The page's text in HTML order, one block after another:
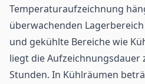
Temperaturaufzeichnung
überwachenden
und gekühlte Bereiche wie
liegt die Aufzeichnungsdauer
Stunden. In Kühlräumen